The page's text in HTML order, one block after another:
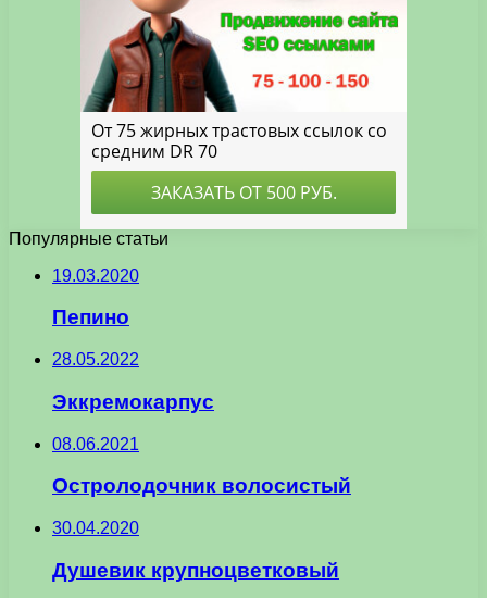
Популярные статьи
19.03.2020
Пепино
28.05.2022
Эккремокарпус
08.06.2021
Остролодочник волосистый
30.04.2020
Душевик крупноцветковый